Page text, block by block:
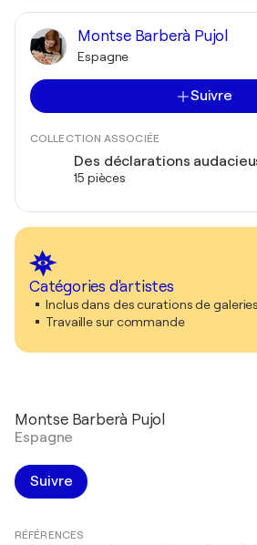
Montse Barberà Pujol
Espagne
Suivre
COLLECTION ASSOCIÉE
Des déclarations
15 pièces
Catégories d'artistes
Inclus dans des curations de
Travaille sur commande
Montse Barberà Pujol
Espagne
Suivre
RÉFÉRENCES